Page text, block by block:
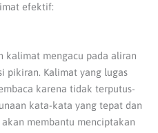
efektif:
kalimat mengacu pada aliran
pikiran. Kalimat yang lugas
karena tidak terputus-
kata-kata yang tepat dan
membantu menciptakan